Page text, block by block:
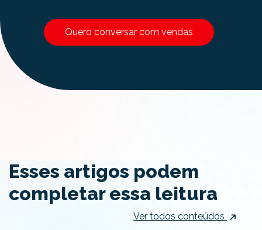
Quero conversar com vendas
Esses artigos podem
completar essa leitura
Ver todos conteúdos